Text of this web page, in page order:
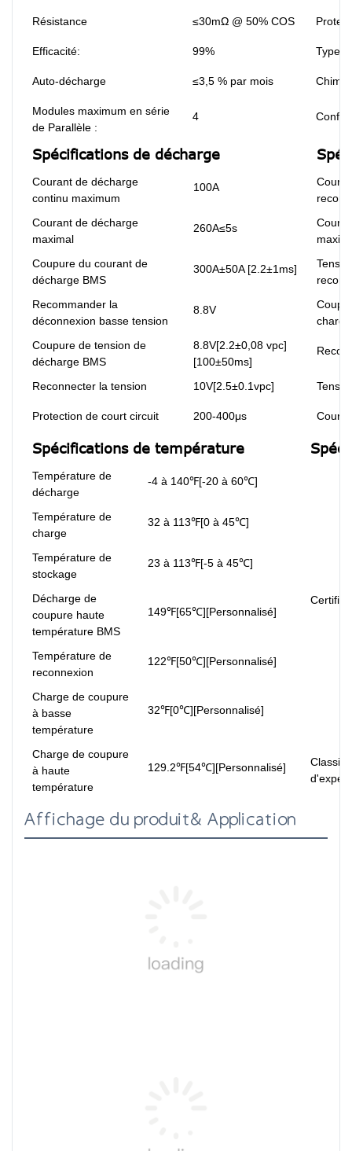
Résistance ≤30mΩ @ 50% COS
Efficacité: 99% Type
Auto-décharge ≤3,5 % par mois Chimie
Modules maximum en série
de Parallèle :
4
Spécifications de décharge
Courant de décharge
continu maximum
100A
Courant de décharge
maximal
260A≤5s
Coupure du courant de
décharge BMS
300A±50A [2.2±1ms]
Recommander la
déconnexion basse tension
8.8V
Coupure de tension de
décharge BMS
8.8V[2.2±0,08 vpc]
[100±50ms]
Reconnecter la tension 10V[2.5±0.1vpc]
Protection de court circuit 200-400μs
Spécifications de température
Température de
décharge
-4 à 140℉[-20 à 60℃]
Température de
charge
32 à 113℉[0 à 45℃]
Température de
stockage
23 à 113℉[-5 à 45℃]
Décharge de
coupure haute
température BMS
149℉[65℃][Personnalisé]
Température de
reconnexion
122℉[50℃][Personnalisé]
Charge de coupure
à basse
température
32℉[0℃][Personnalisé]
Charge de coupure
à haute
température
129.2℉[54℃][Personnalisé]
Affichage du produit& Application